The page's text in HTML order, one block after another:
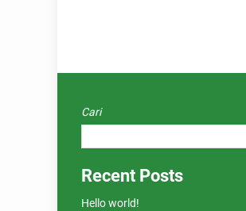
Cari
Recent Posts
Hello world!